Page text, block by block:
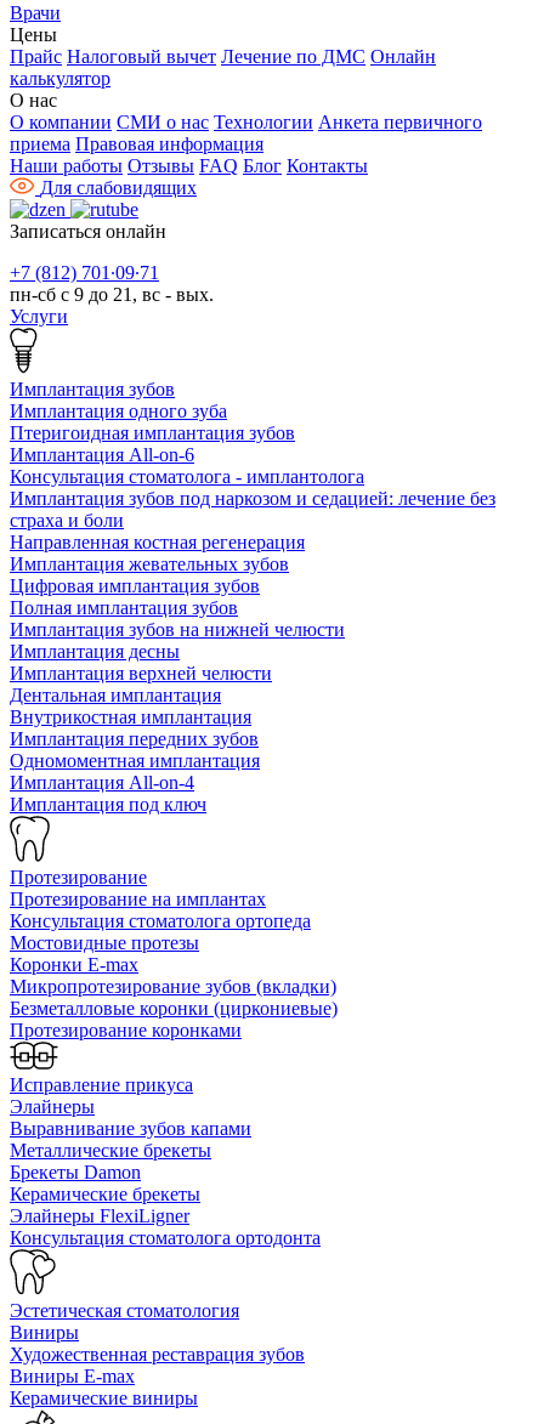
Врачи
Цены
Прайс Налоговый вычет Лечение по ДМС Онлайн
калькулятор
О нас
О компании СМИ о нас Технологии Анкета первичного
приема Правовая информация
Наши работы Отзывы FAQ Блог Контакты
Для слабовидящих
Записаться онлайн
+7 (812) 701∙09∙71
пн-сб с 9 до 21, вс - вых.
Услуги
Имплантация зубов
Имплантация одного зуба
Птеригоидная имплантация зубов
Имплантация All-on-6
Консультация стоматолога - имплантолога
Имплантация зубов под наркозом и седацией: лечение без
страха и боли
Направленная костная регенерация
Имплантация жевательных зубов
Цифровая имплантация зубов
Полная имплантация зубов
Имплантация зубов на нижней челюсти
Имплантация десны
Имплантация верхней челюсти
Дентальная имплантация
Внутрикостная имплантация
Имплантация передних зубов
Одномоментная имплантация
Имплантация All-on-4
Имплантация под ключ
Протезирование
Протезирование на имплантах
Консультация стоматолога ортопеда
Мостовидные протезы
Коронки E-max
Микропротезирование зубов (вкладки)
Безметалловые коронки (циркониевые)
Протезирование коронками
Исправление прикуса
Элайнеры
Выравнивание зубов капами
Металлические брекеты
Брекеты Damon
Керамические брекеты
Элайнеры FlexiLigner
Консультация стоматолога ортодонта
Эстетическая стоматология
Виниры
Художественная реставрация зубов
Виниры E-max
Керамические виниры